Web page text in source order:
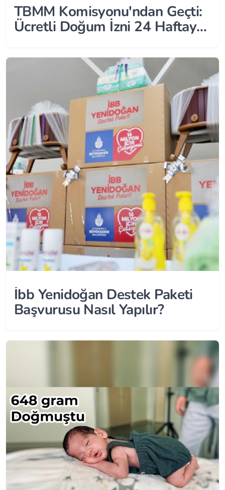
TBMM Komisyonu'ndan Geçti:
Ücretli Doğum İzni 24 Haftaya
İbb Yenidoğan Destek Paketi
Başvurusu Nasıl Yapılır?